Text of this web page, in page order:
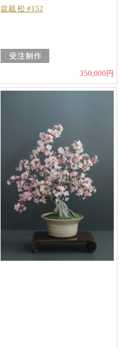
盆栽 松 #152
350,000円